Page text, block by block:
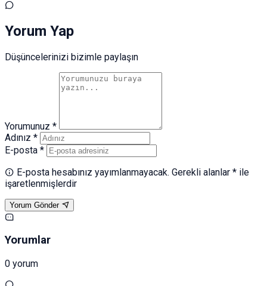
Yorum Yap
Düşüncelerinizi bizimle paylaşın
Yorumunuz *
Adınız *
E-posta *
E-posta hesabınız yayımlanmayacak. Gerekli alanlar * ile
işaretlenmişlerdir
Yorum Gönder
Yorumlar
0 yorum